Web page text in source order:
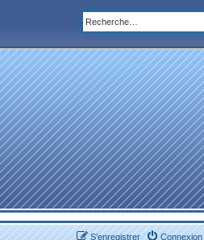
Connexion
S’enregistrer